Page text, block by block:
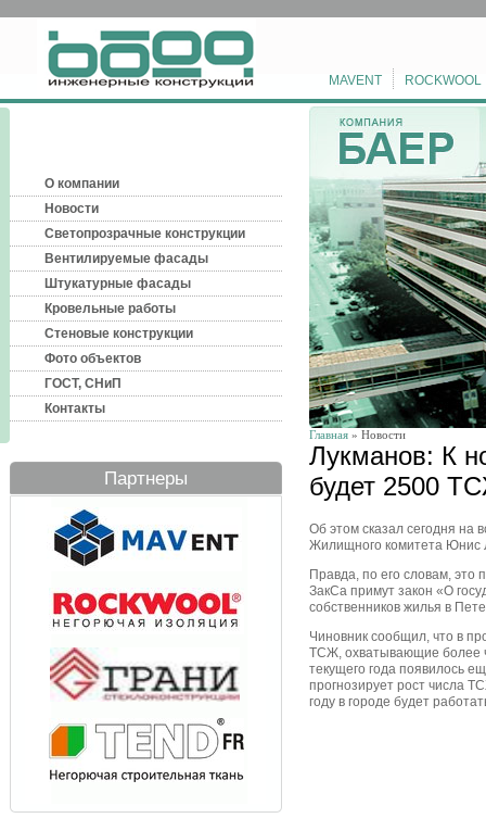
MAVENT ROCKWOOL
О компании
Новости
Светопрозрачные конструкции
Вентилируемые фасады
Штукатурные фасады
Кровельные работы
Стеновые конструкции
Фото объектов
ГОСТ, СНиП
Контакты
Партнеры
Главная » Новости
Лукманов: К
будет 2500
Об этом сказал сегодня на
Жилищного комитета Юнис
Правда, по его словам, это
ЗакСа примут закон «О
собственников жилья в
Чиновник сообщил, что в
ТСЖ, охватывающие более
текущего года появилось
прогнозирует рост числа
году в городе будет